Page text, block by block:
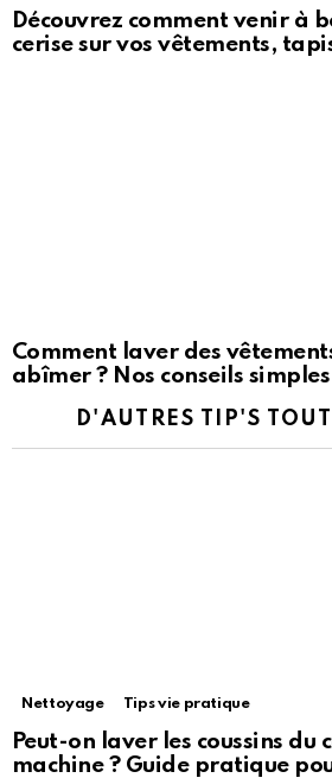
Découvrez comment venir à
cerise sur vos vêtements,
Comment laver des
abîmer ? Nos conseils
D'AUTRES TIP'S
Nettoyage Tips vie pratique
Peut-on laver les coussins du
machine ? Guide pratique